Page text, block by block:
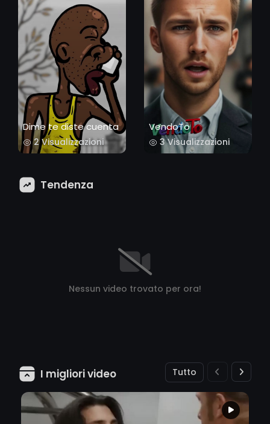
Dime te diste cuenta
2 Visualizzazioni
VendoTo
3 Visualizzazioni
Tendenza
Nessun video trovato per ora!
I migliori video Tutto